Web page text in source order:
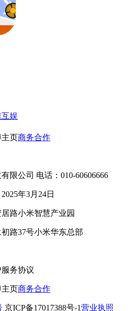
娱
页商务合作
限公司 电话：010-60606666
年3月24日
路小米智慧产业园
路37号小米华东总部
服务协议
页商务合作
京ICP备17017388号-1营业执照